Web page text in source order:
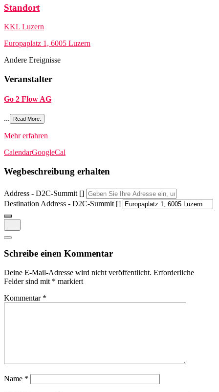
Standort
KKL Luzern
Europaplatz 1, 6005 Luzern
Andere Ereignisse
Veranstalter
Go 2 Flow AG
... Read More.
Mehr erfahren
CalendarGoogleCal
Wegbeschreibung erhalten
Address - D2C-Summit []
Destination Address - D2C-Summit []
Schreibe einen Kommentar
Deine E-Mail-Adresse wird nicht veröffentlicht. Erforderliche
Felder sind mit * markiert
Kommentar *
Name *